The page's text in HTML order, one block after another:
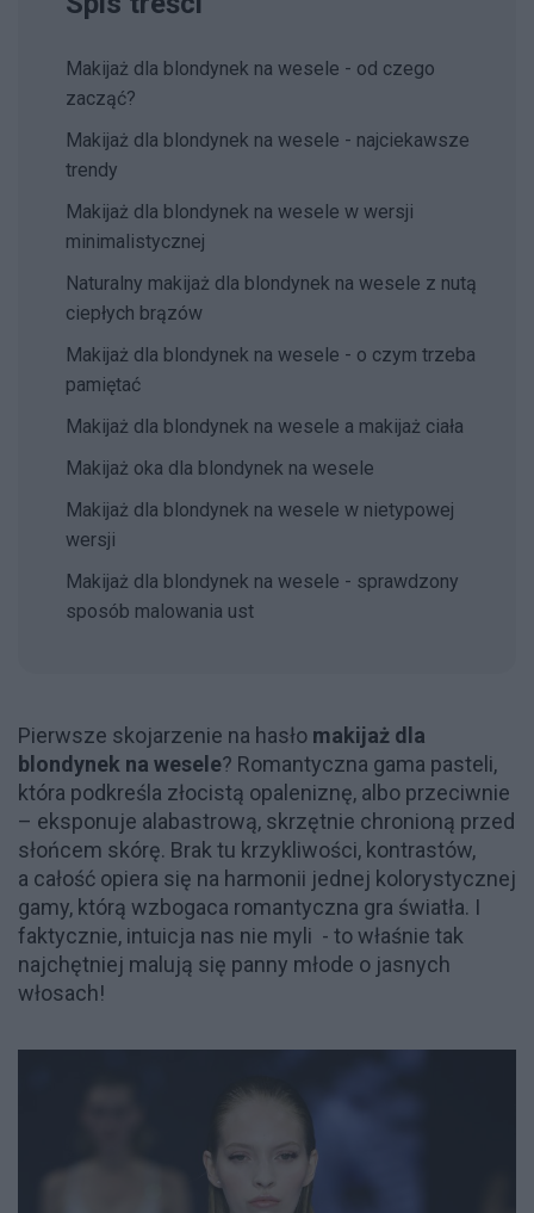
Makijaż dla blondynek na wesele - od czego
zacząć?
Makijaż dla blondynek na wesele - najciekawsze
trendy
Makijaż dla blondynek na wesele w wersji
minimalistycznej
Naturalny makijaż dla blondynek na wesele z nutą
ciepłych brązów
Makijaż dla blondynek na wesele - o czym trzeba
pamiętać
Makijaż dla blondynek na wesele a makijaż ciała
Makijaż oka dla blondynek na wesele
Makijaż dla blondynek na wesele w nietypowej
wersji
Makijaż dla blondynek na wesele - sprawdzony
sposób malowania ust
Pierwsze skojarzenie na hasło makijaż dla
blondynek na wesele? Romantyczna gama pasteli,
która podkreśla złocistą opaleniznę, albo przeciwnie
– eksponuje alabastrową, skrzętnie chronioną przed
słońcem skórę. Brak tu krzykliwości, kontrastów,
a całość opiera się na harmonii jednej kolorystycznej
gamy, którą wzbogaca romantyczna gra światła. I
faktycznie, intuicja nas nie myli - to właśnie tak
najchętniej malują się panny młode o jasnych
włosach!